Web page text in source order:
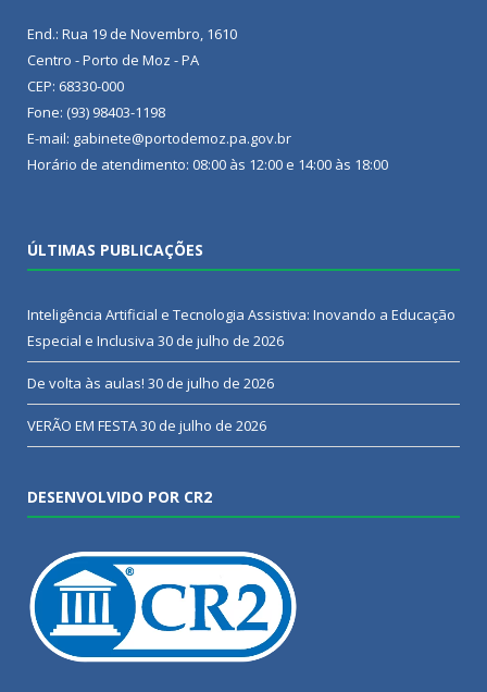
End.: Rua 19 de Novembro, 1610
Centro - Porto de Moz - PA
CEP: 68330-000
Fone: (93) 98403-1198
E-mail: gabinete@portodemoz.pa.gov.br
Horário de atendimento: 08:00 às 12:00 e 14:00 às 18:00
ÚLTIMAS PUBLICAÇÕES
Inteligência Artificial e Tecnologia Assistiva: Inovando a Educação
Especial e Inclusiva 30 de julho de 2026
De volta às aulas! 30 de julho de 2026
VERÃO EM FESTA30 de julho de 2026
DESENVOLVIDO POR CR2